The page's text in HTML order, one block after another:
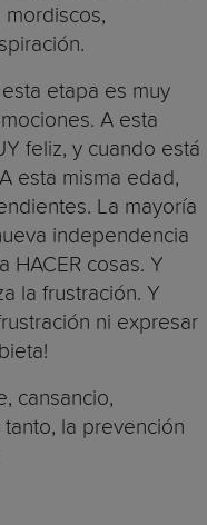
etapa es muy
A esta
feliz, y cuando está
esta misma edad,
La mayoría
independencia
HACER cosas. Y
la frustración. Y
ni expresar
cansancio,
la prevención